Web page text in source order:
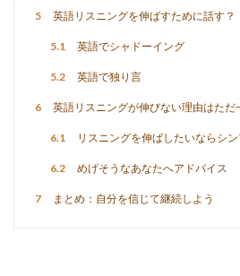
5 英語リスニングを伸ばすために話す？
5.1 英語でシャドーイング
5.2 英語で独り言
6 英語リスニングが伸びない理由はただ
6.1 リスニングを伸ばしたいならシ
6.2 めげそうなあなたへアドバイス
7 まとめ：自分を信じて継続しよう